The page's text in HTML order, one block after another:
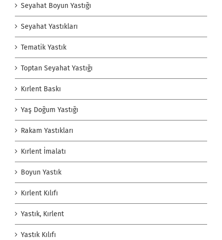
Seyahat Boyun Yastığı
Seyahat Yastıkları
Tematik Yastık
Toptan Seyahat Yastığı
Kırlent Baskı
Yaş Doğum Yastığı
Rakam Yastıkları
Kırlent İmalatı
Boyun Yastık
Kırlent Kılıfı
Yastık, Kırlent
Yastık Kılıfı